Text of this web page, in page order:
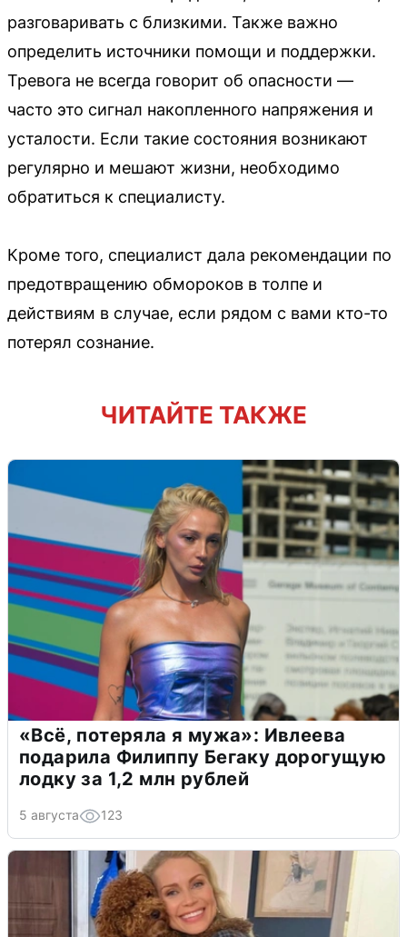
разговаривать с близкими. Также важно
определить источники помощи и поддержки.
Тревога не всегда говорит об опасности —
часто это сигнал накопленного напряжения и
усталости. Если такие состояния возникают
регулярно и мешают жизни, необходимо
обратиться к специалисту.
Кроме того, специалист дала рекомендации по
предотвращению обмороков в толпе и
действиям в случае, если рядом с вами кто-то
потерял сознание.
ЧИТАЙТЕ ТАКЖЕ
«Всё, потеряла я мужа»: Ивлеева
подарила Филиппу Бегаку дорогущую
лодку за 1,2 млн рублей
5 августа 123